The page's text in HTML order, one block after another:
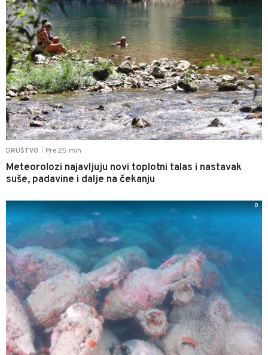
DRUŠTVO Pre 25 min
Meteorolozi najavljuju novi toplotni talas i nastavak
suše, padavine i dalje na čekanju
0